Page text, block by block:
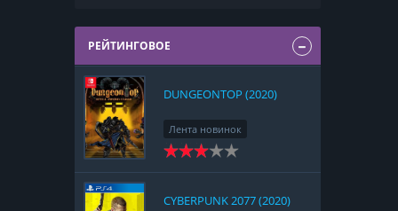
РЕЙТИНГОВОЕ
DUNGEONTOP (2020)
Лента новинок
Nintendo Switch
CYBERPUNK 2077 (2020)